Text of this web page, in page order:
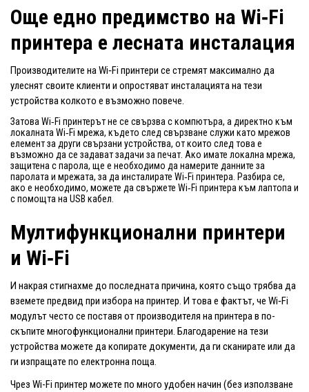
Още едно предимство на Wi‑Fi
принтера е лесната инсталация
Производителите на Wi‑Fi принтери се стремят максимално да
улеснят своите клиенти и опростяват инсталацията на тези
устройства колкото е възможно повече.
Затова Wi‑Fi принтерът не се свързва с компютъра, а директно към
локалната Wi‑Fi мрежа, където след свързване служи като мрежов
елемент за други свързани устройства, от които след това е
възможно да се задават задачи за печат. Ако имате локална мрежа,
защитена с парола, ще е необходимо да намерите данните за
паролата и мрежата, за да инсталирате Wi‑Fi принтера. Разбира се,
ако е необходимо, можете да свържете Wi‑Fi принтера към лаптопа и
с помощта на USB кабел.
Мултифункционални принтери
и Wi‑Fi
И накрая стигнахме до последната причина, която също трябва да
вземете предвид при избора на принтер. И това е фактът, че Wi‑Fi
модулът често се поставя от производителя на принтера в по-
скъпите многофункционални принтери. Благодарение на тези
устройства можете да копирате документи, да ги сканирате или да
ги изпращате по електронна поща.
Чрез Wi-Fi принтер можете по много удобен начин (без използване